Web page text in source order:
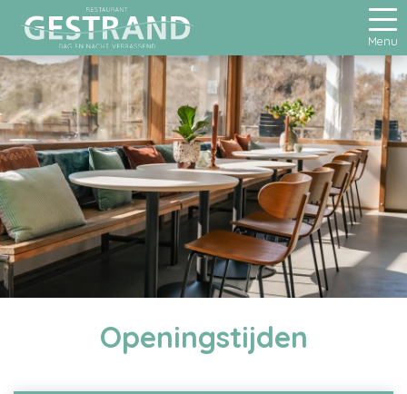
Menu
Openingstijden